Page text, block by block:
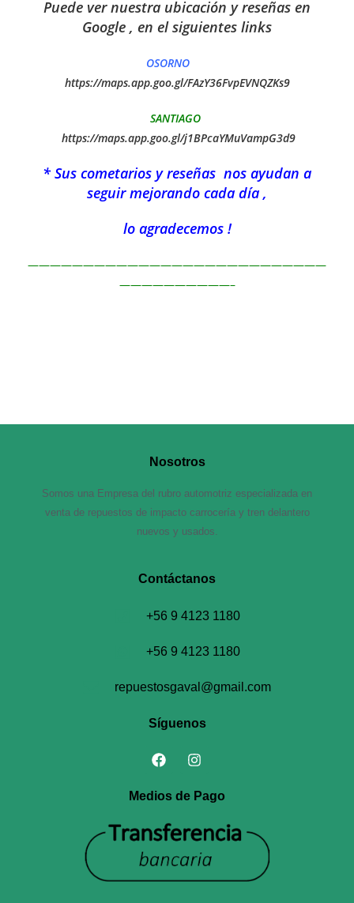
Puede ver nuestra ubicación y reseñas en
Google , en el siguientes links
OSORNO
https://maps.app.goo.gl/FAzY36FvpEVNQZKs9
SANTIAGO
https://maps.app.goo.gl/j1BPcaYMuVampG3d9
* Sus cometarios y reseñas nos ayudan a
seguir mejorando cada día ,
lo agradecemos !
———————————————————————————
——————————–
Nosotros
Somos una Empresa del rubro automotriz especializada en
venta de repuestos de impacto carrocería y tren delantero
nuevos y usados.
Contáctanos​
+56 9 4123 1180
+56 9 4123 1180
repuestosgaval@gmail.com
Síguenos
Medios de Pago